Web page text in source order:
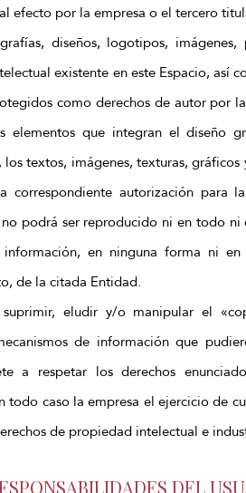
efecto por la empresa o el tercero
diseños, logotipos,
existente en este Espacio, así
como derechos de autor por
elementos que integran el diseño
textos, imágenes, texturas,
correspondiente autorización para
podrá ser reproducido ni en todo
en ninguna forma ni
de la citada Entidad.
eludir y/o manipular el
de información que
a respetar los derechos
todo caso la empresa el ejercicio de
de propiedad intelectual e
DEL